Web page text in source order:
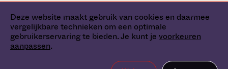
Deze website maakt gebruik van cookies en daarmee
vergelijkbare technieken om een optimale
gebruikerservaring te bieden. Je kunt je voorkeuren
aanpassen.